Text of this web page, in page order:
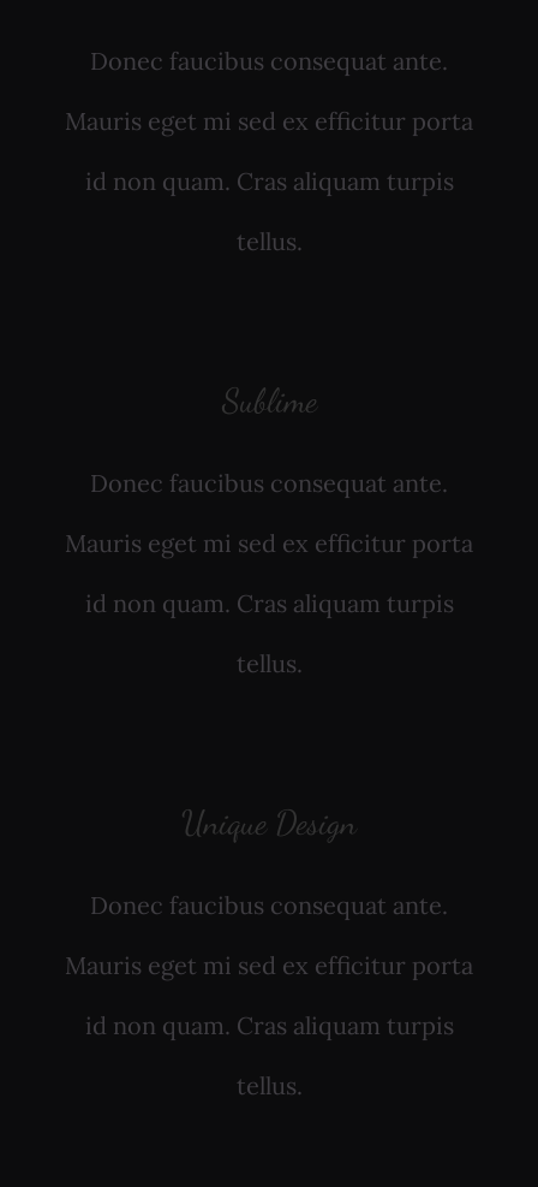
Donec faucibus consequat ante.
Mauris eget mi sed ex efficitur porta
id non quam. Cras aliquam turpis
tellus.
Sublime
Donec faucibus consequat ante.
Mauris eget mi sed ex efficitur porta
id non quam. Cras aliquam turpis
tellus.
Unique Design
Donec faucibus consequat ante.
Mauris eget mi sed ex efficitur porta
id non quam. Cras aliquam turpis
tellus.